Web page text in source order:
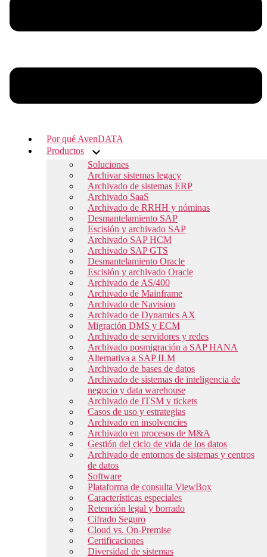
Por qué AvenDATA
Productos
Soluciones
Archivar sistemas legacy
Archivado de sistemas ERP
Archivado SaaS
Archivado de RRHH y nóminas
Desmantelamiento SAP
Escisión y archivado SAP
Archivado SAP HCM
Archivado SAP GTS
Desmantelamiento Oracle
Escisión y archivado Oracle
Archivado de AS/400
Archivado de Mainframe
Archivado de Navision
Archivado de Dynamics AX
Migración DMS y ECM
Archivado de servidores y redes
Archivado posmigración a SAP HANA
Alternativa a SAP ILM
Archivado de bases de datos
Archivado de sistemas de inteligencia de
negocio y data warehouse
Archivado de ITSM y tickets
Casos de uso y estrategias
Archivado en insolvencies
Archivado en procesos de M&A
Gestión del ciclo de vida de los datos
Archivado de entornos de sistemas y centros
de datos
Software
Plataforma de consulta ViewBox
Características especiales
Retención legal y borrado
Cifrado Seguro
Cloud vs. On-Premise
Certificaciones
Diversidad de sistemas